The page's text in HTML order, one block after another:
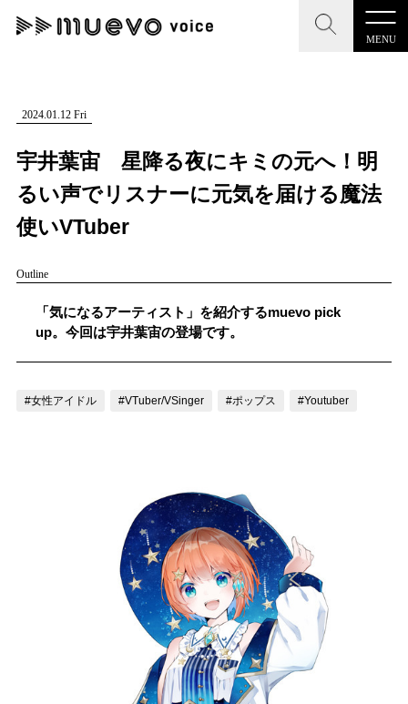
MENU
CLOSE
記事を検索する
#男性シンガー #HR/HM #女性シンガー
CLOSE
"読者の声を形にする”音楽特化メディア
MENU
記事一覧
プレスリリース一覧
お問い合わせ
muevoクラウドファンディング
muevoコミュニティ
ぶいコミュ！by muevo
2024.01.12 Fri
宇井葉宙 星降る夜にキミの元へ！明
るい声でリスナーに元気を届ける魔法
使いVTuber
Outline
「気になるアーティスト」を紹介するmuevo pick
up。今回は宇井葉宙の登場です。
#女性アイドル #VTuber/VSinger #ポップス #Youtuber